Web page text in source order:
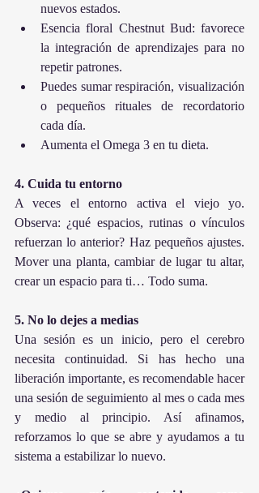
nuevos estados.
Esencia floral Chestnut Bud: favorece
la integración de aprendizajes para no
repetir patrones.
Puedes sumar respiración, visualización
o pequeños rituales de recordatorio
cada día.
Aumenta el Omega 3 en tu dieta.
4. Cuida tu entorno
A veces el entorno activa el viejo yo.
Observa: ¿qué espacios, rutinas o vínculos
refuerzan lo anterior? Haz pequeños ajustes.
Mover una planta, cambiar de lugar tu altar,
crear un espacio para ti… Todo suma.
5. No lo dejes a medias
Una sesión es un inicio, pero el cerebro
necesita continuidad. Si has hecho una
liberación importante, es recomendable hacer
una sesión de seguimiento al mes o cada mes
y medio al principio. Así afinamos,
reforzamos lo que se abre y ayudamos a tu
sistema a estabilizar lo nuevo.